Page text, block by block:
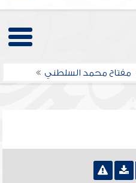
مفتاح محمد السلطني